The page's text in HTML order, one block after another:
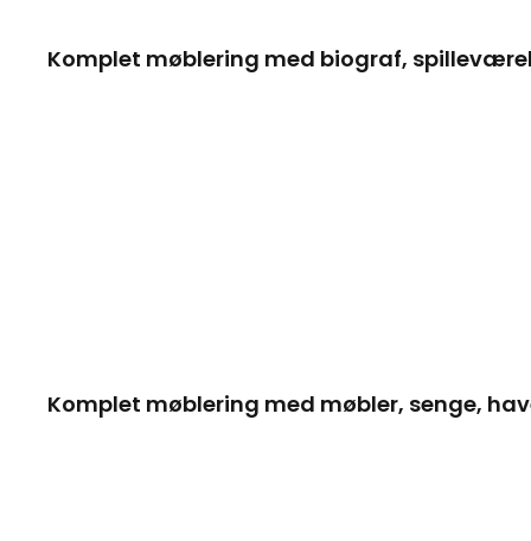
Komplet møblering med biograf,
Komplet møblering med møbler, senge,